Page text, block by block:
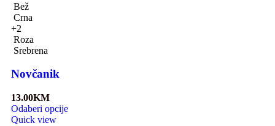
Bež
Crna
+2
Roza
Srebrena
Novčanik
13.00KM
Odaberi opcije
Quick view